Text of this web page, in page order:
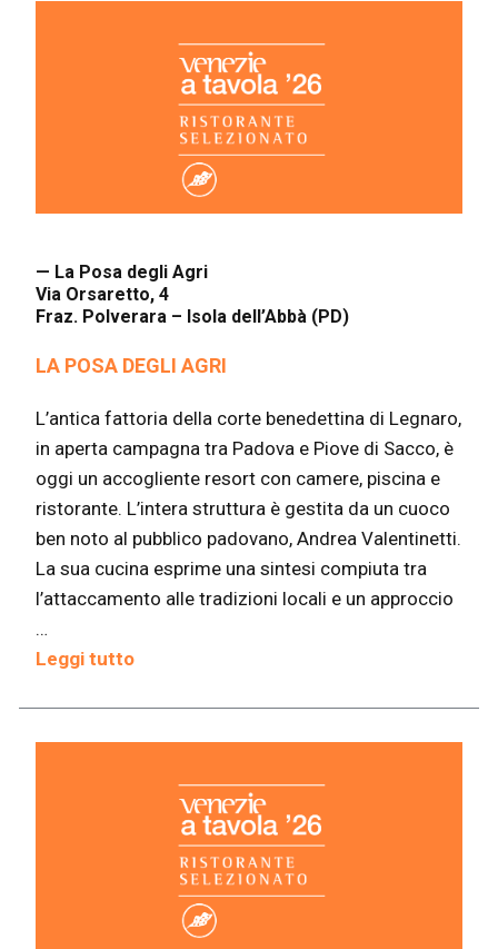
— La Posa degli Agri
Via Orsaretto, 4
Fraz. Polverara – Isola dell’Abbà (PD)
LA POSA DEGLI AGRI
L’antica fattoria della corte benedettina di Legnaro,
in aperta campagna tra Padova e Piove di Sacco, è
oggi un accogliente resort con camere, piscina e
ristorante. L’intera struttura è gestita da un cuoco
ben noto al pubblico padovano, Andrea Valentinetti.
La sua cucina esprime una sintesi compiuta tra
l’attaccamento alle tradizioni locali e un approccio
…
Leggi tutto